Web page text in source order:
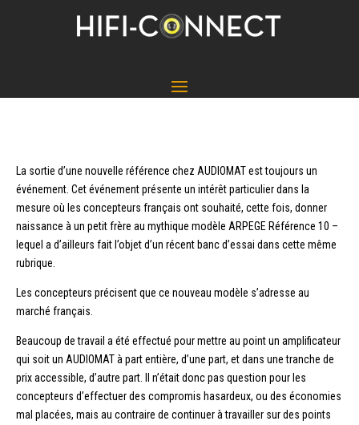
La sortie d’une nouvelle référence chez AUDIOMAT est toujours un
événement. Cet événement présente un intérêt particulier dans la
mesure où les concepteurs français ont souhaité, cette fois, donner
naissance à un petit frère au mythique modèle ARPEGE Référence 10 –
lequel a d’ailleurs fait l’objet d’un récent banc d’essai dans cette même
rubrique.
Les concepteurs précisent que ce nouveau modèle s’adresse au
marché français.
Beaucoup de travail a été effectué pour mettre au point un amplificateur
qui soit un AUDIOMAT à part entière, d’une part, et dans une tranche de
prix accessible, d’autre part. Il n’était donc pas question pour les
concepteurs d’effectuer des compromis hasardeux, ou des économies
mal placées, mais au contraire de continuer à travailler sur des points